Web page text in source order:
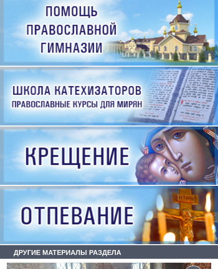
ДРУГИЕ МАТЕРИАЛЫ РАЗДЕЛА